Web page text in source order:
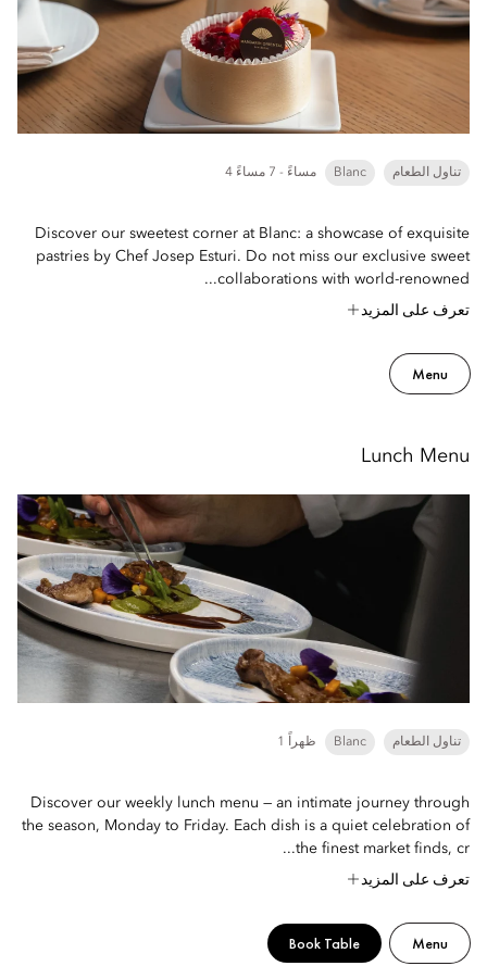
تناول الطعام Blanc 4 مساءً - 7 مساءً
Discover our sweetest corner at Blanc: a showcase of exquisite
pastries by Chef Josep Esturi. Do not miss our exclusive sweet
collaborations with world-renowned...
تعرف على المزيد
Menu
Lunch Menu
تناول الطعام Blanc 1 ظهراً
Discover our weekly lunch menu — an intimate journey through
the season, Monday to Friday. Each dish is a quiet celebration of
the finest market finds, cr...
تعرف على المزيد
Menu
Book Table